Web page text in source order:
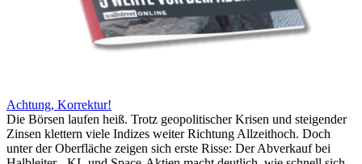
Achtung, Korrektur!
Die Börsen laufen heiß. Trotz geopolitischer Krisen und steigender
Zinsen klettern viele Indizes weiter Richtung Allzeithoch. Doch
unter der Oberfläche zeigen sich erste Risse: Der Abverkauf bei